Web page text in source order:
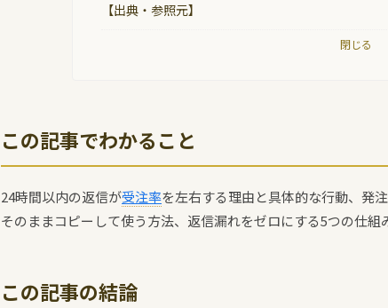
【出典・参照元】
閉じる
この記事でわかること
24時間以内の返信が受注率を左右する理由と具体的な行動、発
そのままコピーして使う方法、返信漏れをゼロにする5つの仕組
この記事の結論